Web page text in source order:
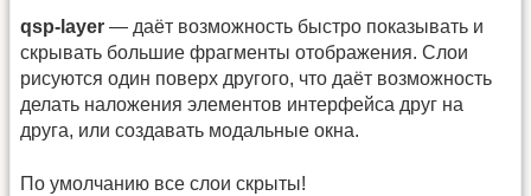
qsp-layer — даёт возможность быстро показывать и
скрывать большие фрагменты отображения. Слои
рисуются один поверх другого, что даёт возможность
делать наложения элементов интерфейса друг на
друга, или создавать модальные окна.
По умолчанию все слои скрыты!